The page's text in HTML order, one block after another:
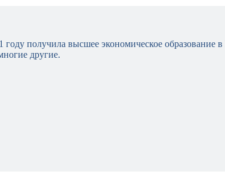
году получила высшее экономическое
другие.